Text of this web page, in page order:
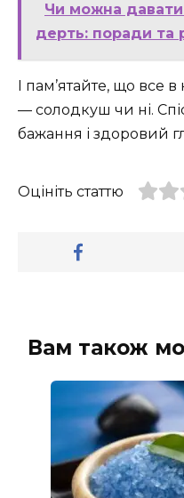
Чи можна
дерть: поради та
І пам’ятайте, що все
— солодкуш чи ні.
бажання і здоровий
Оцініть статтю
Вам також